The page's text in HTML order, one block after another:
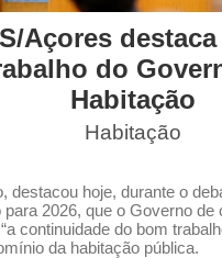
Açores
do
Habitação
Habitação
destacou hoje, durante o
2026, que o Governo de
continuidade do bom
da habitação pública.